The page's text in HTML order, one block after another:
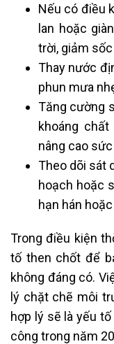
Nếu có điều
lan hoặc
trời, giảm
Thay nước
phun mưa
Tăng cường
khoáng
nâng cao
Theo dõi sát
hoạch hoặc
hạn hán
Trong điều kiện
tố then chốt để
không đáng có.
lý chặt chẽ môi
hợp lý sẽ là yếu
công trong năm